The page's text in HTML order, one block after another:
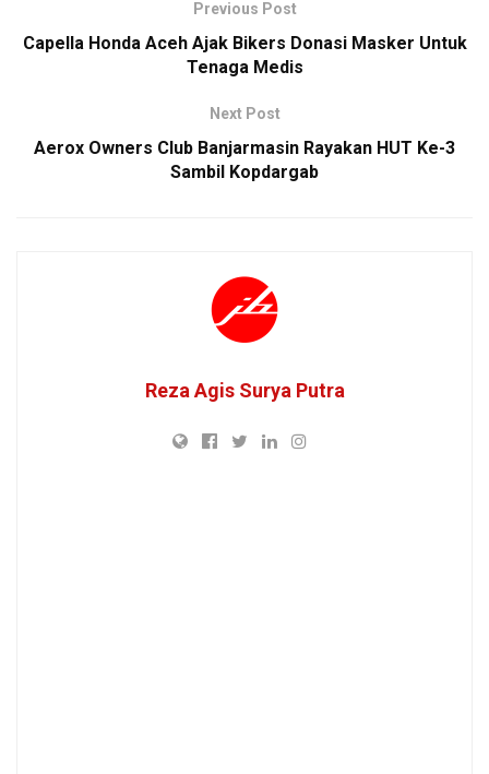
Previous Post
Capella Honda Aceh Ajak Bikers Donasi Masker Untuk
Tenaga Medis
Next Post
Aerox Owners Club Banjarmasin Rayakan HUT Ke-3
Sambil Kopdargab
Reza Agis Surya Putra